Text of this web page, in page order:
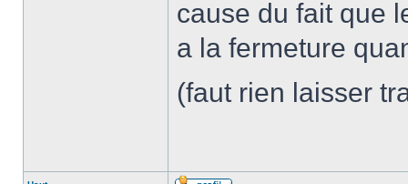
cause du fait que
a la fermeture
(faut rien laisser